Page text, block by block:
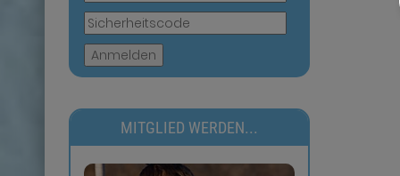
Anmelden
MITGLIED WERDEN...